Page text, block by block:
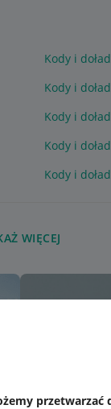
przetwarzać
Kody i
Kody i
Kody i
Kody i
Kody i
WIĘCEJ